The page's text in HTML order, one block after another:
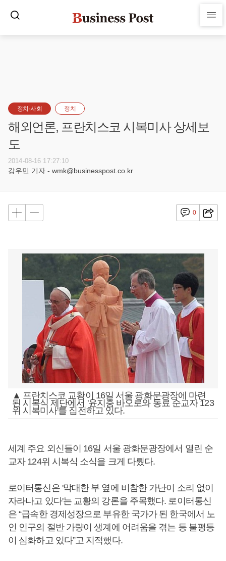
정치·사회 정치
해외언론, 프란치스코 시복미사 상세보
도
2014-08-16 17:27:10
강우민 기자 - wmk@businesspost.co.kr
0
▲ 프란치스코 교황이 16일 서울 광화문광장에 마련
된 시복식 제단에서 '윤지충 바오로와 동료 순교자 123
위 시복미사'를 집전하고 있다.
세계 주요 외신들이 16일 서울 광화문광장에서 열린 순
교자 124위 시복식 소식을 크게 다뤘다.
로이터통신은 '막대한 부 옆에 비참한 가난이 소리 없이
자라나고 있다'는 교황의 강론을 주목했다. 로이터통신
은 “급속한 경제성장으로 부유한 국가가 된 한국에서 노
인 인구의 절반 가량이 생계에 어려움을 겪는 등 불평등
이 심화하고 있다”고 지적했다.